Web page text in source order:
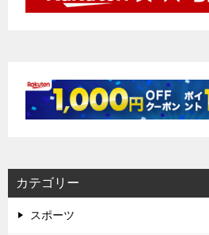
カテゴリー
スポーツ